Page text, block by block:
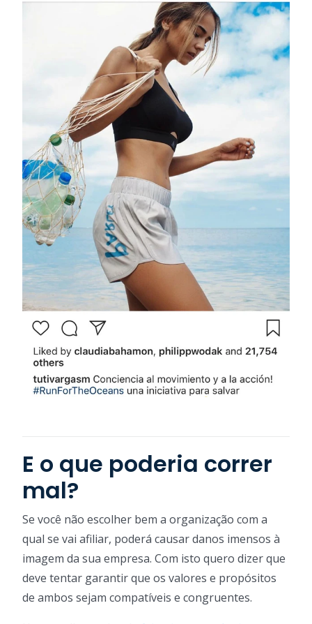
E o que poderia correr
mal?
Se você não escolher bem a organização com a
qual se vai afiliar, poderá causar danos imensos à
imagem da sua empresa. Com isto quero dizer que
deve tentar garantir que os valores e propósitos
de ambos sejam compatíveis e congruentes.